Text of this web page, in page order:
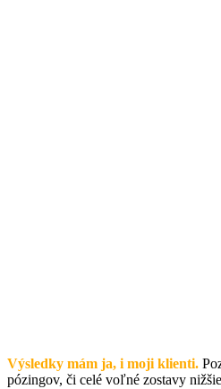
Výsledky mám ja, i moji klienti.
pózingov, či celé voľné zostavy